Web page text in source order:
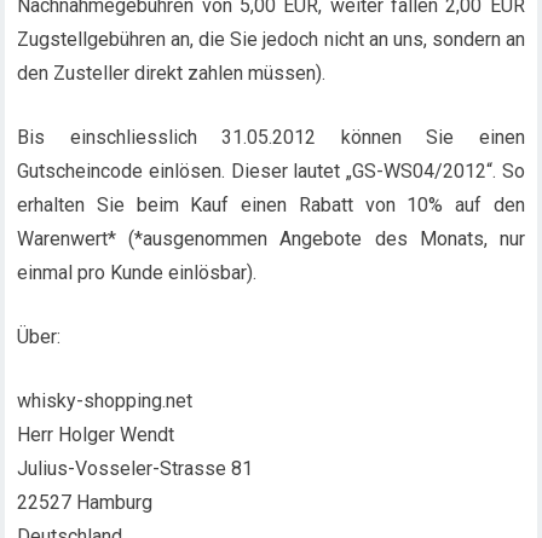
Nachnahmegebühren von 5,00 EUR, weiter fallen 2,00 EUR
Zugstellgebühren an, die Sie jedoch nicht an uns, sondern an
den Zusteller direkt zahlen müssen).
Bis einschliesslich 31.05.2012 können Sie einen
Gutscheincode einlösen. Dieser lautet „GS-WS04/2012“. So
erhalten Sie beim Kauf einen Rabatt von 10% auf den
Warenwert* (*ausgenommen Angebote des Monats, nur
einmal pro Kunde einlösbar).
Über:
whisky-shopping.net
Herr Holger Wendt
Julius-Vosseler-Strasse 81
22527 Hamburg